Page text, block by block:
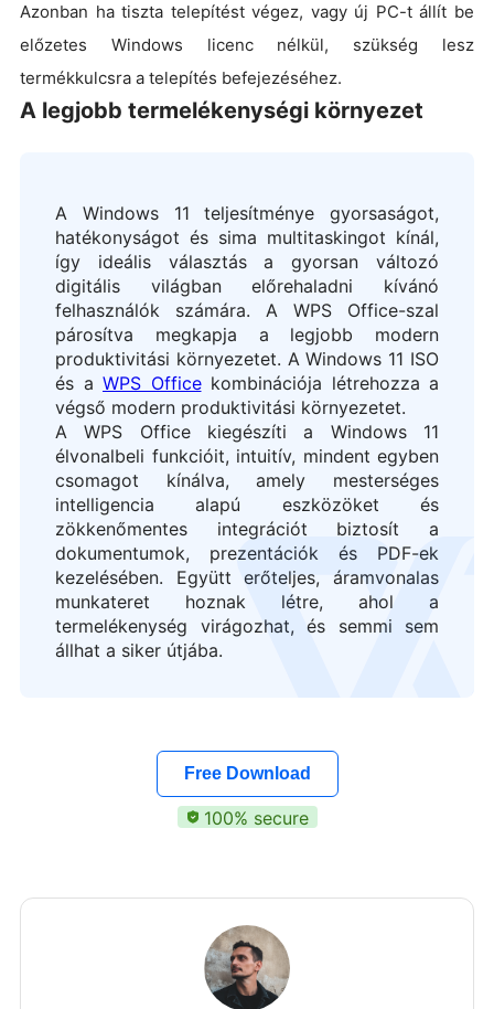
Azonban ha tiszta telepítést végez, vagy új PC-t állít be
előzetes Windows licenc nélkül, szükség lesz
termékkulcsra a telepítés befejezéséhez.
A legjobb termelékenységi környezet
A Windows 11 teljesítménye gyorsaságot,
hatékonyságot és sima multitaskingot kínál,
így ideális választás a gyorsan változó
digitális világban előrehaladni kívánó
felhasználók számára. A WPS Office-szal
párosítva megkapja a legjobb modern
produktivitási környezetet. A Windows 11 ISO
és a WPS Officekombinációja létrehozza a
végső modern produktivitási környezetet.
A WPS Office kiegészíti a Windows 11
élvonalbeli funkcióit, intuitív, mindent egyben
csomagot kínálva, amely mesterséges
intelligencia alapú eszközöket és
zökkenőmentes integrációt biztosít a
dokumentumok, prezentációk és PDF-ek
kezelésében. Együtt erőteljes, áramvonalas
munkateret hoznak létre, ahol a
termelékenység virágozhat, és semmi sem
állhat a siker útjába.
Free Download
100% secure